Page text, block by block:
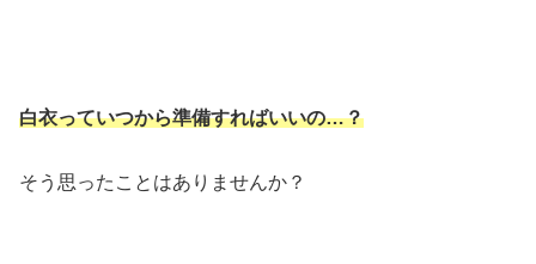
白衣っていつから準備すればいいの…？
そう思ったことはありませんか？